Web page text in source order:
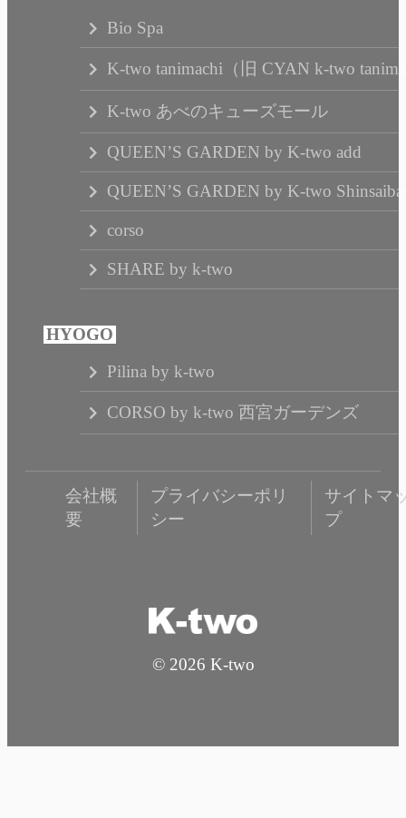
Bio Spa
K-two tanimachi（旧 CYAN k-two
K-two あべのキューズモール
QUEEN’S GARDEN by K-two add
QUEEN’S GARDEN by K-two
corso
SHARE by k-two
Pilina by k-two
CORSO by k-two 西宮ガーデンズ
会社概
要
プライバシーポリ
シー
サイトマ
プ
© 2026 K-two